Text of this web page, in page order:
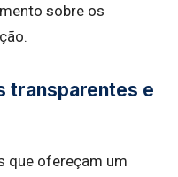
sobre os
transparentes e
que ofereçam um